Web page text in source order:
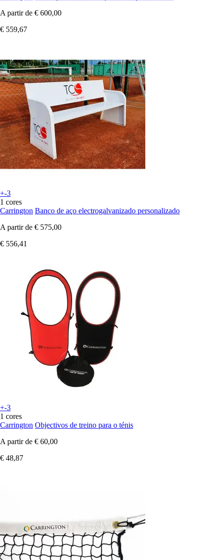
A partir de € 600,00
€ 559,67
+-3
1 cores
Carrington Banco de aço electrogalvanizado personalizado
A partir de € 575,00
€ 556,41
+-3
1 cores
Carrington Objectivos de treino para o ténis
A partir de € 60,00
€ 48,87